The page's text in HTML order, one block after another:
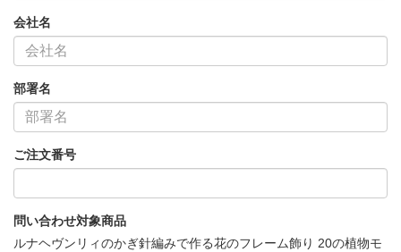
会社名
部署名
ご注文番号
問い合わせ対象商品
ルナヘヴンリィのかぎ針編みで作る花のフレーム飾り 20の植物モ